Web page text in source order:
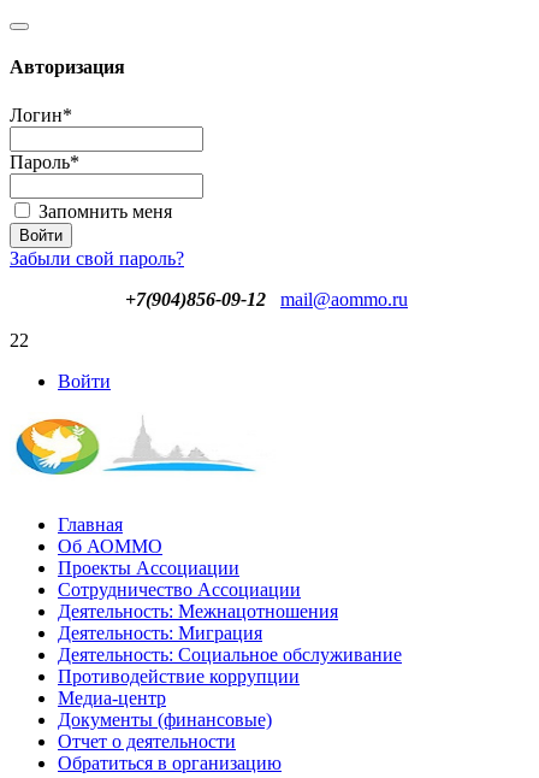
Авторизация
Логин*
Пароль*
Запомнить меня
Забыли свой пароль?
+7(904)856-09-12
mail@aommo.ru
22
Войти
Главная
Об АОММО
Проекты Ассоциации
Сотрудничество Ассоциации
Деятельность: Межнацотношения
Деятельность: Миграция
Деятельность: Социальное обслуживание
Противодействие коррупции
Медиа-центр
Документы (финансовые)
Отчет о деятельности
Обратиться в организацию